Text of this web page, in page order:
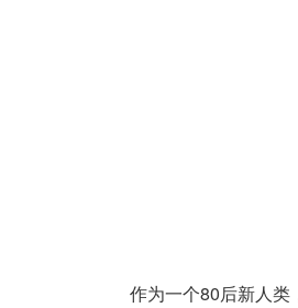
作为一个80后新人类